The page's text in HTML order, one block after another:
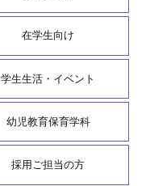
在学生向け
学生生活・イベント
幼児教育保育学科
採用ご担当の方